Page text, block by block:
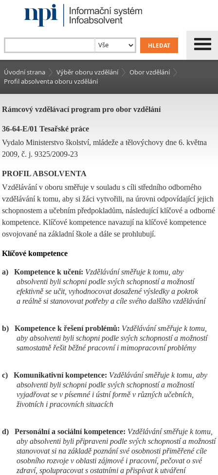
Úvodní strana Výběr oboru vzdělání
Obor vzdělání
Profil absolventa oboru vzdělání
Rámcový vzdělávací program pro obor vzdělání
36-64-E/01 Tesařské práce
Vydalo Ministerstvo školství, mládeže a tělovýchovy dne 6. května
2009, č. j. 9325/2009-23
PROFIL ABSOLVENTA
Vzdělávání v oboru směřuje v souladu s cíli středního odborného
vzdělávání k tomu, aby si žáci vytvořili, na úrovni odpovídající jejich
schopnostem a učebním předpokladům, následující klíčové a odborné
kompetence. Klíčové kompetence navazují na klíčové kompetence
osvojované na základní škole a dále se prohlubují.
Klíčové kompetence
a) Kompetence k učení: Vzdělávání směřuje k tomu, aby
absolventi byli schopni podle svých schopností a možností
efektivně se učit, vyhodnocovat dosažené výsledky a pokrok
a reálně si stanovovat potřeby a cíle svého dalšího vzdělávání
b) Kompetence k řešení problémů: Vzdělávání směřuje k tomu,
aby absolventi byli schopni podle svých schopností a možností
samostatně řešit běžné pracovní i mimopracovní problémy
c) Komunikativní kompetence: Vzdělávání směřuje k tomu, aby
absolventi byli schopni podle svých schopností a možností
vyjadřovat se v písemné i ústní formě v různých učebních,
životních i pracovních situacích
d) Personální a sociální kompetence: Vzdělávání směřuje k tomu,
aby absolventi byli připraveni podle svých schopností a možností
stanovovat si na základě poznání své osobnosti přiměřené cíle
osobního rozvoje v oblasti zájmové i pracovní, pečovat o své
zdraví, spolupracovat s ostatními a přispívat k utváření